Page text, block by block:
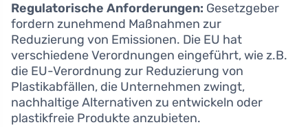
Regulatorische Anforderungen: Gesetzgeber
fordern zunehmend Maßnahmen zur
Reduzierung von Emissionen. Die EU hat
verschiedene Verordnungen eingeführt, wie z.B.
die EU-Verordnung zur Reduzierung von
Plastikabfällen, die Unternehmen zwingt,
nachhaltige Alternativen zu entwickeln oder
plastikfreie Produkte anzubieten.